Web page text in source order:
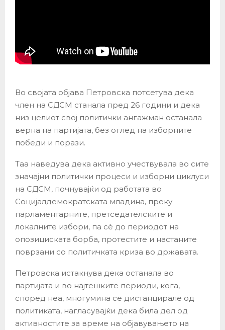
Во својата објава Петровска потсетува дека
член на СДСМ станала пред 26 години и дека
низ целиот свој политички ангажман останала
верна на партијата, без оглед на изборните
победи и порази.
Таа наведува дека активно учествувала во сите
значајни политички процеси и изборни циклуси
на СДСМ, почнувајќи од работата во
Социјалдемократската младина, преку
парламентарните, претседателските и
локалните избори, па сè до периодот на
опозициската борба, протестите и настаните
поврзани со политичката криза во државата.
Петровска истакнува дека останала во
партијата и во најтешките периоди, кога,
според неа, многумина се дистанцирале од
политиката, нагласувајќи дека била дел од
активностите за време на објавувањето на